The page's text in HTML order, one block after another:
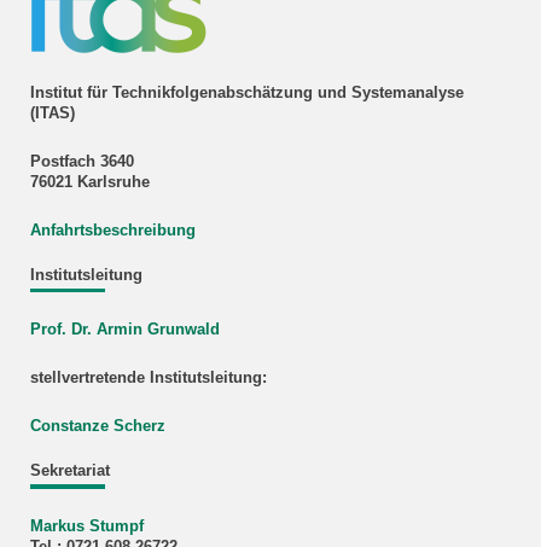
Institut für Technikfolgenabschätzung und Systemanalyse
(ITAS)
Postfach 3640
76021 Karlsruhe
Anfahrtsbeschreibung
Institutsleitung
Prof. Dr. Armin Grunwald
stellvertretende Institutsleitung:
Constanze Scherz
Sekretariat
Markus Stumpf